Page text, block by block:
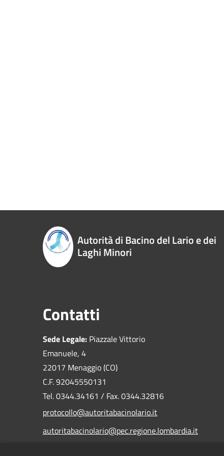
Autorità di Bacino del Lario e dei
Laghi Minori
Contatti
Sede Legale: Piazzale Vittorio
Emanuele, 4
22017 Menaggio (CO)
C.F. 92045550131
Tel. 0344.34161 / Fax. 0344.32816
protocollo@autoritabacinolario.it
autoritabacinolario@pec.regione.lombardia.it